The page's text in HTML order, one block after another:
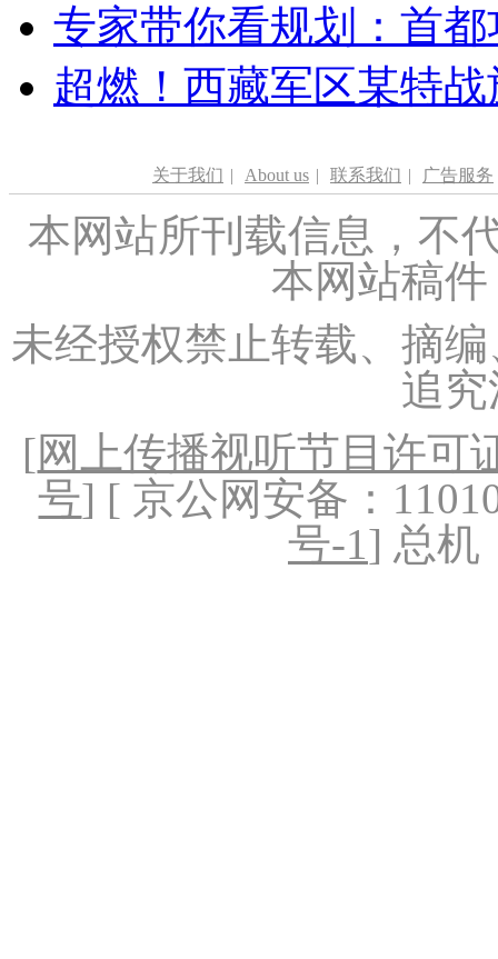
专家带你看规划：首
超燃！西藏军区某特
关于我们 | About us | 联系我们 | 广告服务
本网站所刊载信息，不
本网站稿
未经授权禁止转载、摘
追
[网上传播视听节目许可
号] [ 京公网安备：
号-1] 总机